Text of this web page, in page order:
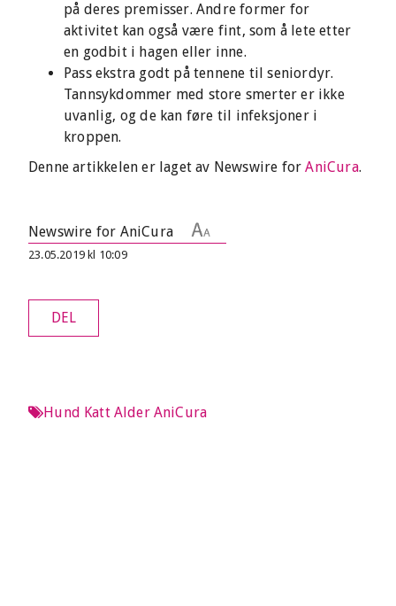
på deres premisser. Andre former for
aktivitet kan også være fint, som å lete etter
en godbit i hagen eller inne.
Pass ekstra godt på tennene til seniordyr.
Tannsykdommer med store smerter er ikke
uvanlig, og de kan føre til infeksjoner i
kroppen.
Denne artikkelen er laget av Newswire forAniCura.
Newswire for AniCura
23.05.2019 kl 10:09
DEL
Hund Katt Alder AniCura